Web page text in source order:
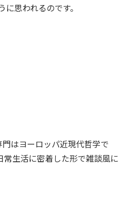
思われるのです。
はヨーロッパ近現代哲学で
生活に密着した形で雑談風に